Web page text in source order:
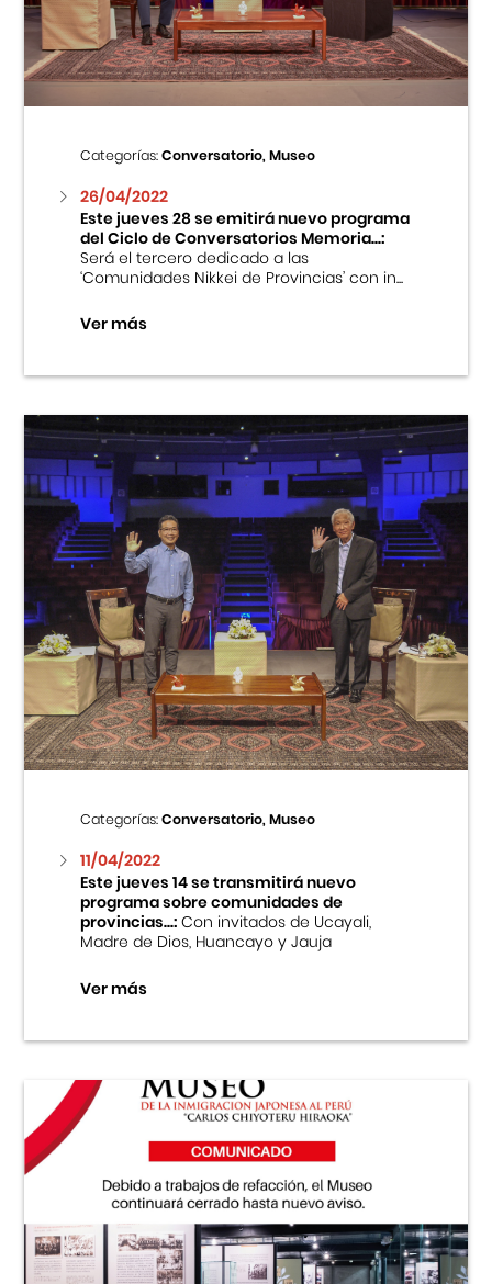
Centro Cultural Peruano Japonés
Museo de la Inmigración Japonesa
Fondo Editorial
Teatro Peruano Japonés
Categorías:Conversatorio, Museo
26/04/2022
Este jueves 28 se emitirá nuevo programa
del Ciclo de Conversatorios Memoria...:
Será el tercero dedicado a las
‘Comunidades Nikkei de Provincias’ con in...
Ver más
Categorías:Conversatorio, Museo
11/04/2022
Este jueves 14 se transmitirá nuevo
programa sobre comunidades de
provincias...:Con invitados de Ucayali,
Madre de Dios, Huancayo y Jauja
Ver más